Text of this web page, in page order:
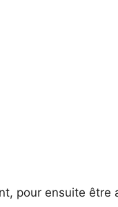
pour ensuite être